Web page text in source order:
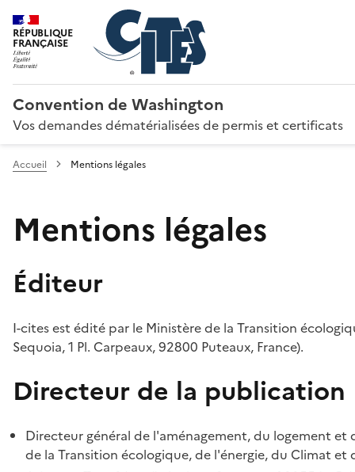
RÉPUBLIQUE
FRANÇAISE
Convention de Washington
Vos demandes dématérialisées de permis et certificats
Accueil Mentions légales
Mentions légales
Éditeur
I-cites est édité par le Ministère de la Transition
Sequoia, 1 Pl. Carpeaux, 92800 Puteaux, France).
Directeur de la publication
Directeur général de l'aménagement, du logement
de la Transition écologique, de l'énergie, du Climat et